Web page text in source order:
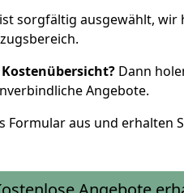
ist sorgfältig ausgewählt, wir
Kostenübersicht? Dann
Angebote.
Formular aus und erhalten